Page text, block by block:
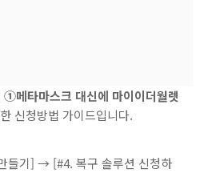
①메타마스크 대신에 마이이더월렛
신청방법 가이드입니다.
들기] → [#4. 복구 솔루션 신청하